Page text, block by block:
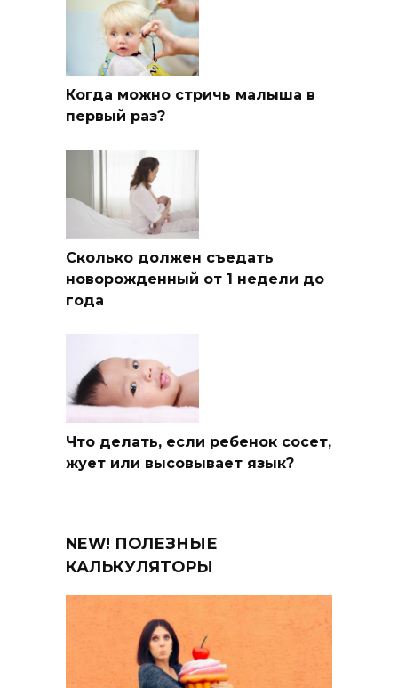
Когда можно стричь малыша в
первый раз?
Сколько должен съедать
новорожденный от 1 недели до
года
Что делать, если ребенок сосет,
жует или высовывает язык?
NEW! ПОЛЕЗНЫЕ
КАЛЬКУЛЯТОРЫ